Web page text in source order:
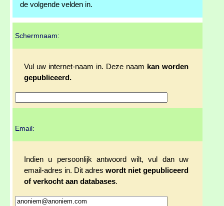
de volgende velden in.
Schermnaam:
Vul uw internet-naam in. Deze naam kan worden
gepubliceerd.
Email:
Indien u persoonlijk antwoord wilt, vul dan uw
email-adres in. Dit adres wordt niet gepubliceerd
of verkocht aan databases.